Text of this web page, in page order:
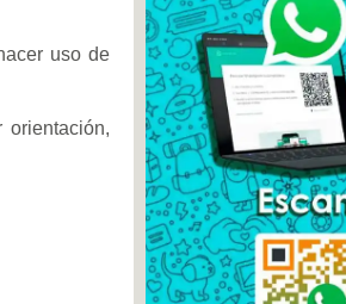
uso de
orientación,